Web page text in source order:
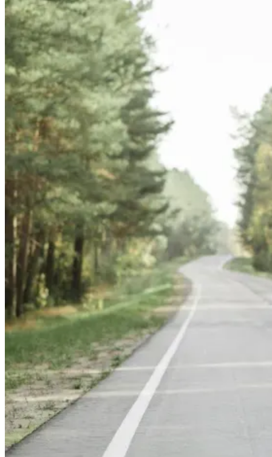
Caminho Francês de Santiago de Compostela
8 Dias 4/5